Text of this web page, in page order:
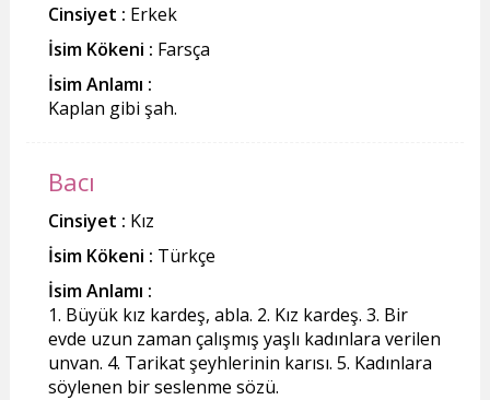
Cinsiyet : Erkek
İsim Kökeni : Farsça
İsim Anlamı :
Kaplan gibi şah.
Bacı
Cinsiyet : Kız
İsim Kökeni : Türkçe
İsim Anlamı :
1. Büyük kız kardeş, abla. 2. Kız kardeş. 3. Bir
evde uzun zaman çalışmış yaşlı kadınlara verilen
unvan. 4. Tarikat şeyhlerinin karısı. 5. Kadınlara
söylenen bir seslenme sözü.